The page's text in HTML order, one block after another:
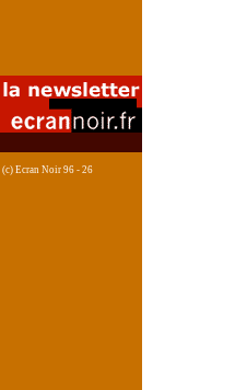
(c) Ecran Noir 96 - 26